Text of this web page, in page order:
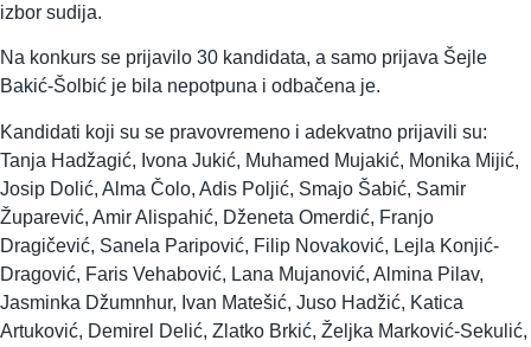
izbor sudija.
Na konkurs se prijavilo 30 kandidata, a samo prijava Šejle
Bakić-Šolbić je bila nepotpuna i odbačena je.
Kandidati koji su se pravovremeno i adekvatno prijavili su:
Tanja Hadžagić, Ivona Jukić, Muhamed Mujakić, Monika Mijić,
Josip Dolić, Alma Čolo, Adis Poljić, Smajo Šabić, Samir
Župarević, Amir Alispahić, Dženeta Omerdić, Franjo
Dragičević, Sanela Paripović, Filip Novaković, Lejla Konjić-
Dragović, Faris Vehabović, Lana Mujanović, Almina Pilav,
Jasminka Džumnhur, Ivan Matešić, Juso Hadžić, Katica
Artuković, Demirel Delić, Zlatko Brkić, Željka Marković-Sekulić,